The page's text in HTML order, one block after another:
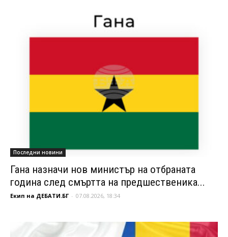
Последни новини
Гана назначи нов министър на отбраната
година след смъртта на предшественика...
Екип на ДЕБАТИ.БГ - 07.08.2026, 18:34